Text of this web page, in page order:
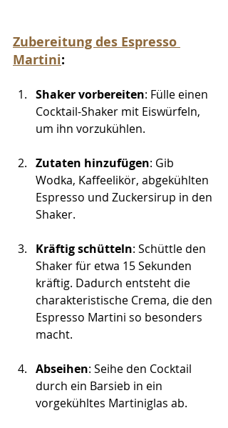
Zubereitung des Espresso
Martini:
Shaker vorbereiten: Fülle einen
Cocktail-Shaker mit Eiswürfeln,
um ihn vorzukühlen.
Zutaten hinzufügen: Gib
Wodka, Kaffeelikör, abgekühlten
Espresso und Zuckersirup in den
Shaker.
Kräftig schütteln: Schüttle den
Shaker für etwa 15 Sekunden
kräftig. Dadurch entsteht die
charakteristische Crema, die den
Espresso Martini so besonders
macht.
Abseihen: Seihe den Cocktail
durch ein Barsieb in ein
vorgekühltes Martiniglas ab.